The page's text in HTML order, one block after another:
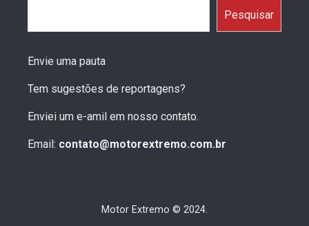
Pesquisar
Envie uma pauta
Tem sugestões de reportagens?
Enviei um e-amil em nosso contato.
Email: contato@motorextremo.com.br
Motor Extremo © 2024.